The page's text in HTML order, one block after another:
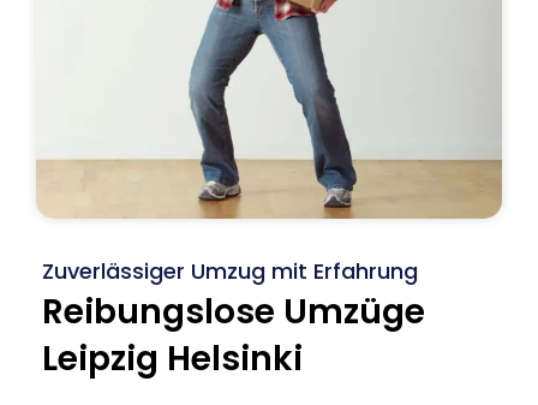
Zuverlässiger Umzug mit Erfahrung
Reibungslose Umzüge
Leipzig Helsinki